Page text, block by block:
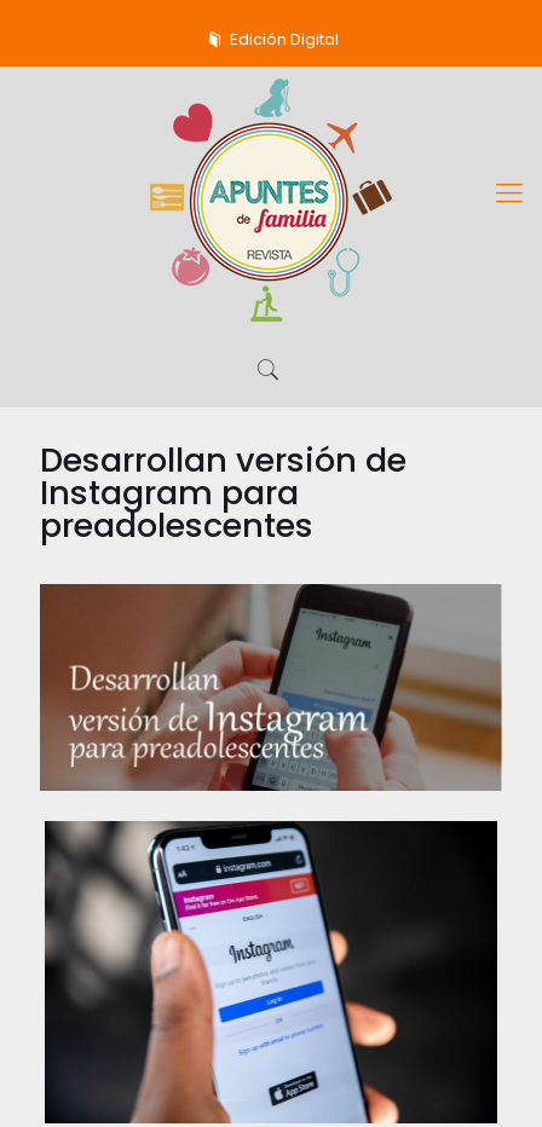
Edición Digital
Desarrollan versión de
Instagram para
preadolescentes